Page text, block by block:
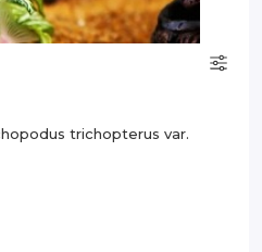
trichopterus var.